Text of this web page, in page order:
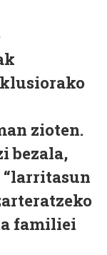
zioten.
bezala,
familiei